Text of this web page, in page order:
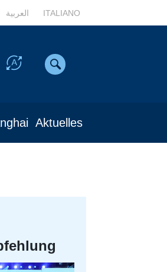
العربية ITALIANO
Aktuelles